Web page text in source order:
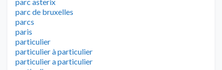
parc de bruxelles
parcs
paris
particulier
particulier à particulier
particulier a particulier